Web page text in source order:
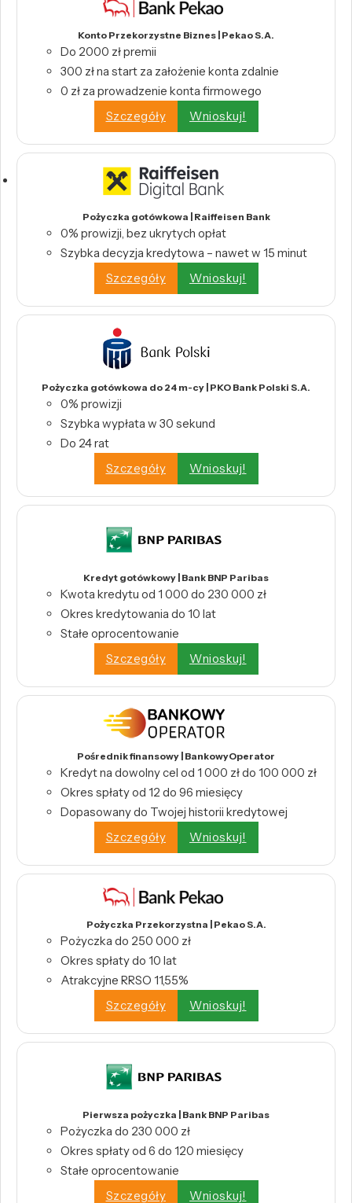
Konto Przekorzystne Biznes | Pekao S.A.
Do 2000 zł premii
300 zł na start za założenie konta zdalnie
0 zł za prowadzenie konta firmowego
Szczegóły
Wnioskuj!
Pożyczka gotówkowa | Raiffeisen Bank
0% prowizji, bez ukrytych opłat
Szybka decyzja kredytowa – nawet w 15 minut
Szczegóły
Wnioskuj!
Pożyczka gotówkowa do 24 m-cy | PKO Bank Polski S.A.
0% prowizji
Szybka wypłata w 30 sekund
Do 24 rat
Szczegóły
Wnioskuj!
Kredyt gotówkowy | Bank BNP Paribas
Kwota kredytu od 1 000 do 230 000 zł
Okres kredytowania do 10 lat
Stałe oprocentowanie
Szczegóły
Wnioskuj!
Pośrednik finansowy | BankowyOperator
Kredyt na dowolny cel od 1 000 zł do 100 000 zł
Okres spłaty od 12 do 96 miesięcy
Dopasowany do Twojej historii kredytowej
Szczegóły
Wnioskuj!
Pożyczka Przekorzystna | Pekao S.A.
Pożyczka do 250 000 zł
Okres spłaty do 10 lat
Atrakcyjne RRSO 11,55%
Szczegóły
Wnioskuj!
Pierwsza pożyczka | Bank BNP Paribas
Pożyczka do 230 000 zł
Okres spłaty od 6 do 120 miesięcy
Stałe oprocentowanie
Szczegóły
Wnioskuj!